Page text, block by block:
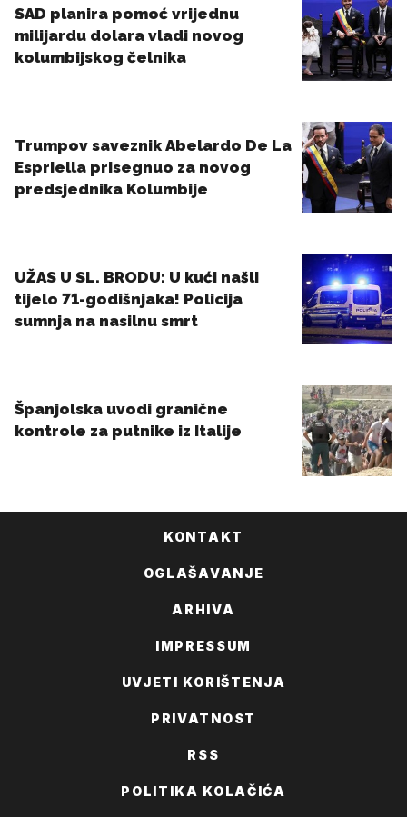
KONTAKT
OGLAŠAVANJE
ARHIVA
IMPRESSUM
UVJETI KORIŠTENJA
PRIVATNOST
RSS
POLITIKA KOLAČIĆA